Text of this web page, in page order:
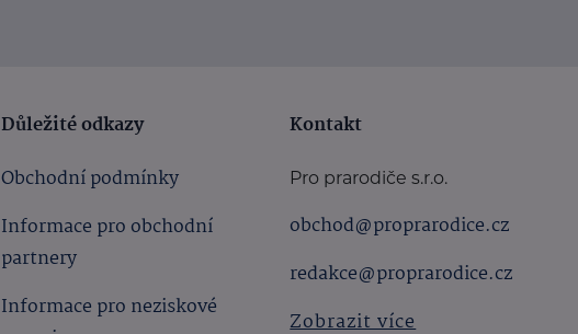
Důležité odkazy
Obchodní podmínky
Informace pro obchodní
partnery
Informace pro neziskové
Kontakt
Pro prarodiče s.r.o.
obchod@proprarodice.cz
redakce@proprarodice.cz
Zobrazit více